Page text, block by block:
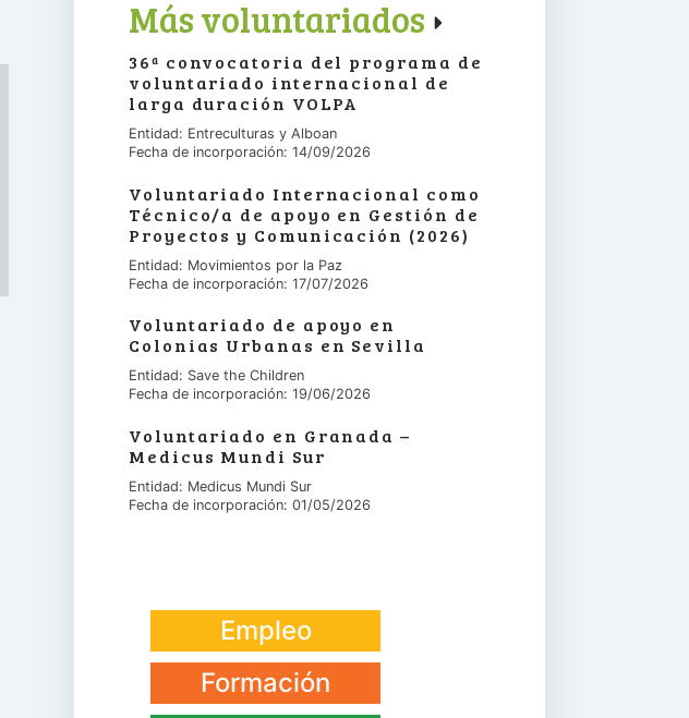
Más voluntariados
36ª convocatoria del programa de
voluntariado internacional de
larga duración VOLPA
Entidad: Entreculturas y Alboan
Fecha de incorporación: 14/09/2026
Voluntariado Internacional como
Técnico/a de apoyo en Gestión de
Proyectos y Comunicación (2026)
Entidad: Movimientos por la Paz
Fecha de incorporación: 17/07/2026
Voluntariado de apoyo en
Colonias Urbanas en Sevilla
Entidad: Save the Children
Fecha de incorporación: 19/06/2026
Voluntariado en Granada –
Medicus Mundi Sur
Entidad: Medicus Mundi Sur
Fecha de incorporación: 01/05/2026
Empleo
Formación